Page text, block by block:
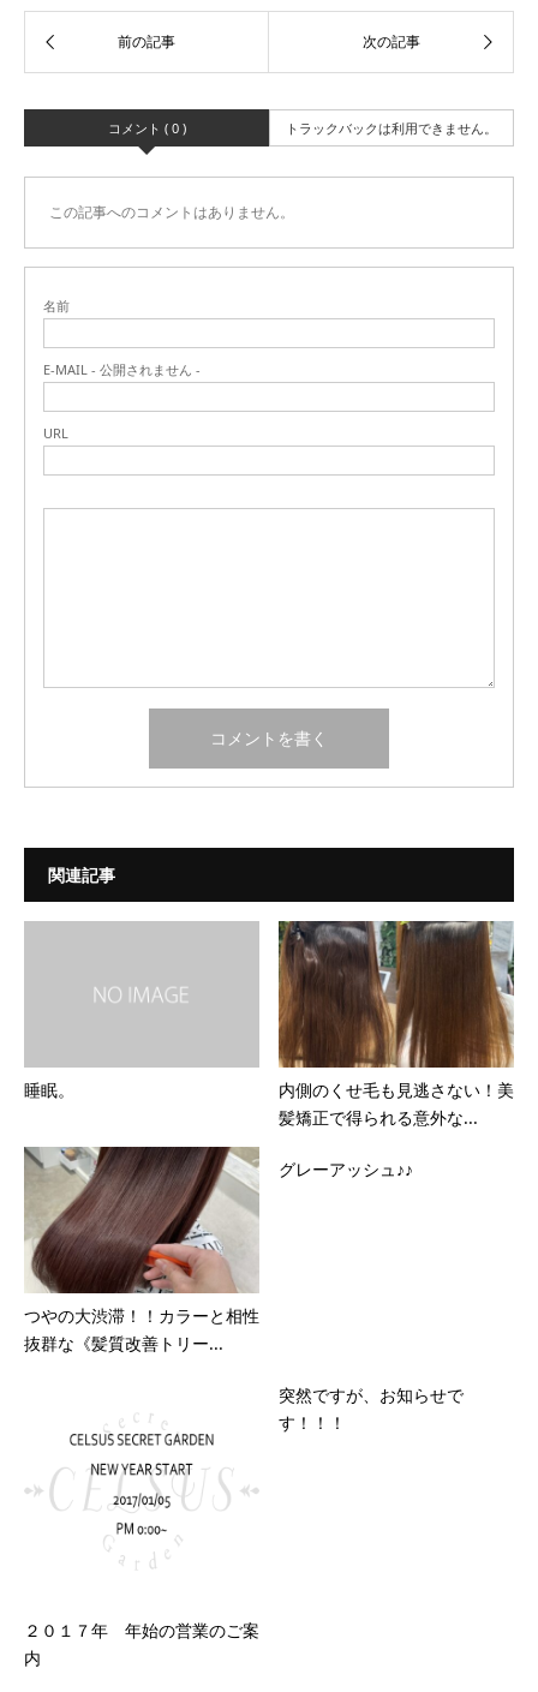
コメント ( 0 ) トラックバックは利用できません。
この記事へのコメントはありません。
名前
E-MAIL - 公開されません -
URL
関連記事
睡眠。
内側のくせ毛も見逃さない！美
髪矯正で得られる意外な...
つやの大渋滞！！カラーと相性
抜群な《髪質改善トリー...
グレーアッシュ♪♪
２０１７年 年始の営業のご案
内
突然ですが、お知らせで
す！！！